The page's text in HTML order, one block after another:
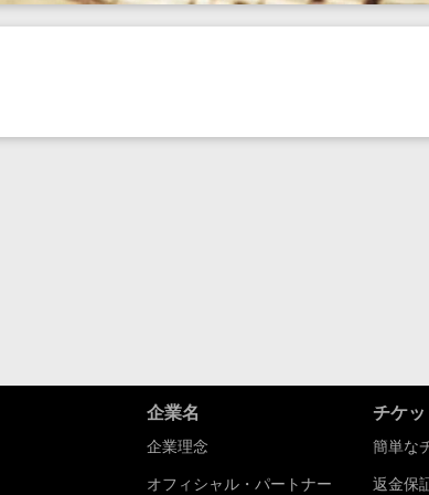
企業名
企業理念
オフィシャル・パートナー
チケッ
簡単な
返金保